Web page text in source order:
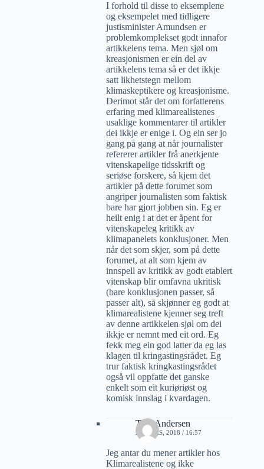
I forhold til disse to eksemplene
og eksempelet med tidligere
justisminister Amundsen er
problemkomplekset godt innafor
artikkelens tema. Men sjøl om
kreasjonismen er ein del av
artikkelens tema så er det ikkje
satt likhetstegn mellom
klimaskeptikere og kreasjonisme.
Derimot står det om forfatterens
erfaring med klimarealistenes
usaklige kommentarer til artikler
dei ikkje er enige i. Og ein ser jo
gang på gang at når journalister
refererer artikler frå anerkjente
vitenskapelige tidsskrift og
seriøse forskere, så kjem det
artikler på dette forumet som
angriper journalisten som faktisk
bare har gjort jobben sin. Eg er
heilt enig i at det er åpent for
vitenskapeleg kritikk av
klimapanelets konklusjoner. Men
når det som skjer, som på dette
forumet, at alt som kjem av
innspell av kritikk av godt etablert
vitenskap blir omfavna ukritisk
(bare konklusjonen passer, så
passer alt), så skjønner eg godt at
klimarealistene kjenner seg treft
av denne artikkelen sjøl om dei
ikkje er nemnt med eit ord. Eg
fekk meg ein god latter da eg las
klagen til kringastingsrådet. Eg
trur faktisk kringkastingsrådet
også vil oppfatte det ganske
enkelt som eit kuriøriøst og
komisk innslag i kvardagen.
Tore Andersen
21 MARS, 2018 / 16:57
Jeg antar du mener artikler hos
Klimarealistene og ikke